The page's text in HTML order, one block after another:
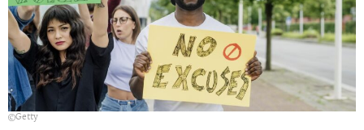
Getty